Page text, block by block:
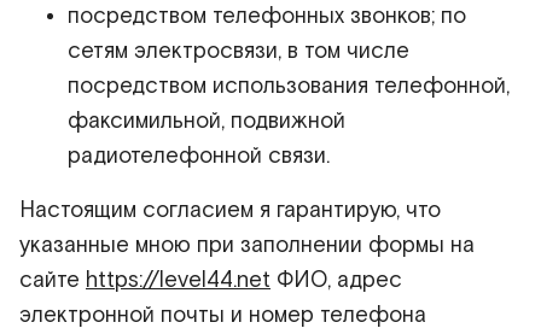
посредством телефонных звонков; по
сетям электросвязи, в том числе
посредством использования телефонной,
факсимильной, подвижной
радиотелефонной связи.
Настоящим согласием я гарантирую, что
указанные мною при заполнении формы на
сайте https://level44.net ФИО, адрес
электронной почты и номер телефона